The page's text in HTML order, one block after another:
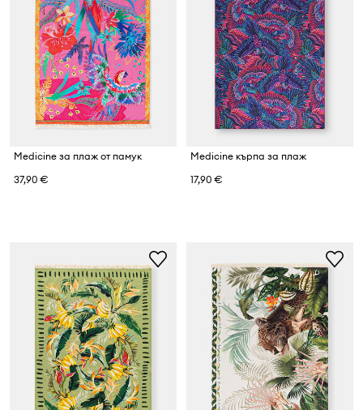
Medicine за плаж от памук
37,90 €
Medicine кърпа за плаж
17,90 €